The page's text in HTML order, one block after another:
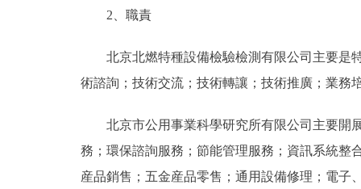
2、職責
北京北燃特種設備檢驗檢測有限公司主要是特
術諮詢；技術交流；技術轉讓；技術推廣；業務
北京市公用事業科學研究所有限公司主要開展
務；環保諮詢服務；節能管理服務；資訊系統整
産品銷售；五金産品零售；通用設備修理；電子